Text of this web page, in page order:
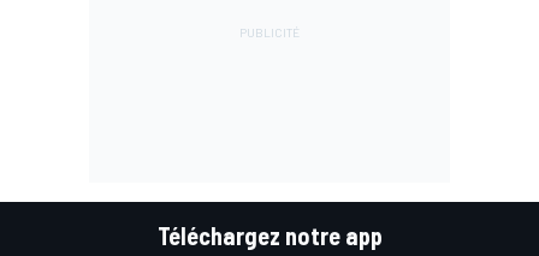
Téléchargez notre app